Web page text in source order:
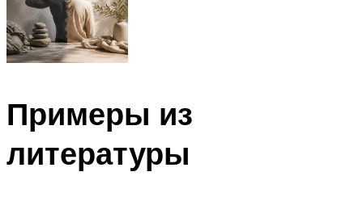
Примеры из
литературы